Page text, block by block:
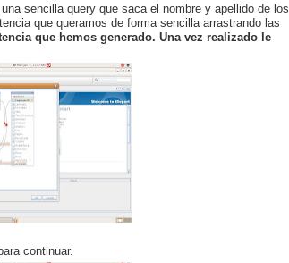
sencilla query que saca el nombre y apellido de los
que queramos de forma sencilla arrastrando las
que hemos generado. Una vez realizado le
continuar.